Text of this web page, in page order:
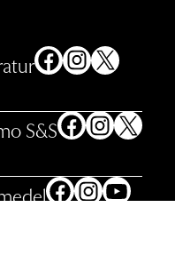
Facebook
Instagram
X
S&S Facebook
Instagram
X
Facebook
Instagram
YouTube